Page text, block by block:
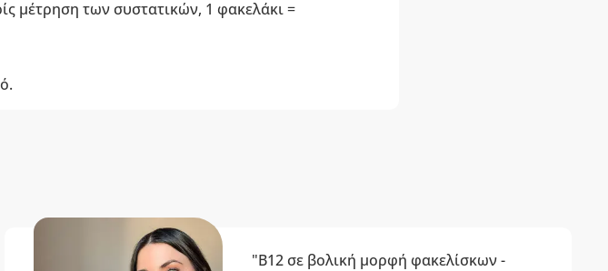
μέτρηση των συστατικών, 1 φακελάκι =
"Β12 σε βολική μορφή φακελίσκων -